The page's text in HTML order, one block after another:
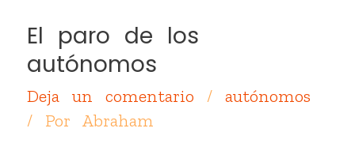
El paro de los
autónomos
Deja un comentario / autónomos
/ Por Abraham